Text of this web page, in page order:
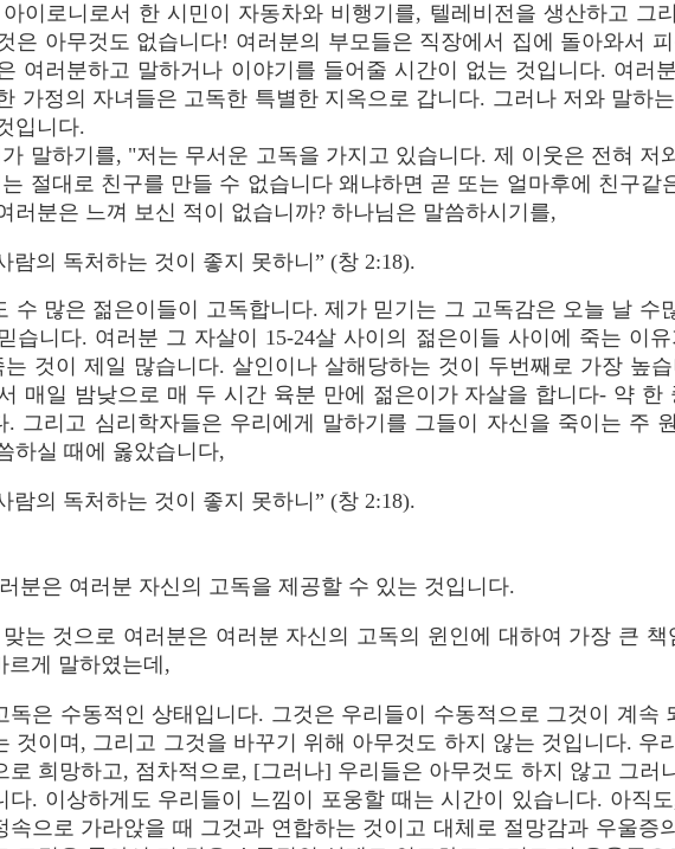
이로니로서 한 시민이 자동차와 비행기를, 텔레비전을 생산하고 그
은 아무것도 없습니다! 여러분의 부모들은 직장에서 집에 돌아와서
여러분하고 말하거나 이야기를 들어줄 시간이 없는 것입니다. 여러
가정의 자녀들은 고독한 특별한 지옥으로 갑니다. 그러나 저와 말하
입니다.
말하기를, "저는 무서운 고독을 가지고 있습니다. 제 이웃은 전혀 저
절대로 친구를 만들 수 없습니다 왜냐하면 곧 또는 얼마후에 친구같
러분은 느껴 보신 적이 없습니까? 하나님은 말씀하시기를,
람의 독처하는 것이 좋지 못하니” (창 2:18).
수 많은 젊은이들이 고독합니다. 제가 믿기는 그 고독감은 오늘 날 수
습니다. 여러분 그 자살이 15-24살 사이의 젊은이들 사이에 죽는 이
는 것이 제일 많습니다. 살인이나 살해당하는 것이 두번째로 가장 높
매일 밤낮으로 매 두 시간 육분 만에 젊은이가 자살을 합니다- 약 한
. 그리고 심리학자들은 우리에게 말하기를 그들이 자신을 죽이는 주
하실 때에 옳았습니다,
람의 독처하는 것이 좋지 못하니” (창 2:18).
분은 여러분 자신의 고독을 제공할 수 있는 것입니다.
는 것으로 여러분은 여러분 자신의 고독의 윈인에 대하여 가장 큰
르게 말하였는데,
독은 수동적인 상태입니다. 그것은 우리들이 수동적으로 그것이 계속
것이며, 그리고 그것을 바꾸기 위해 아무것도 하지 않는 것입니다. 우
로 희망하고, 점차적으로, [그러나] 우리들은 아무것도 하지 않고 그러
다. 이상하게도 우리들이 느낌이 포웅할 때는 시간이 있습니다. 아직
속으로 가라앉을 때 그것과 연합하는 것이고 대체로 절망감과 우울증